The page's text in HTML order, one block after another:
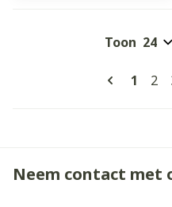
U
1 2
Toon
Neem contact met